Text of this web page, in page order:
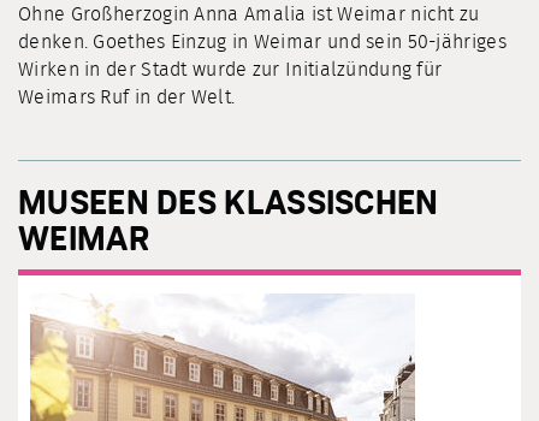
Ohne Großherzogin Anna Amalia ist Weimar nicht zu
denken. Goethes Einzug in Weimar und sein 50-jähriges
Wirken in der Stadt wurde zur Initialzündung für
Weimars Ruf in der Welt.
MUSEEN DES KLASSISCHEN
WEIMAR